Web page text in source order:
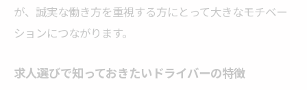
が、誠実な働き方を重視する方にとって大きなモチベー
ションにつながります。
求人選びで知っておきたいドライバーの特徴